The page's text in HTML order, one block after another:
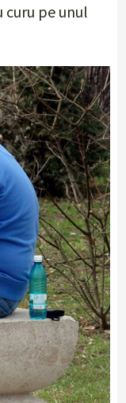
curu pe unul